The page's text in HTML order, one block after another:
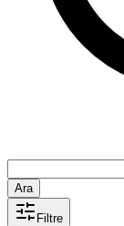
Ara
Filtre